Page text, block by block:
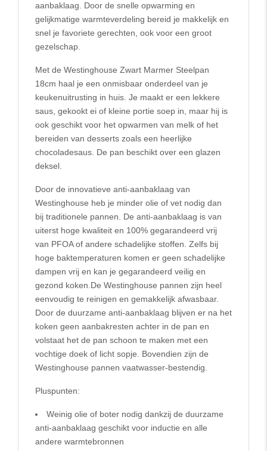
aanbaklaag. Door de snelle opwarming en
gelijkmatige warmteverdeling bereid je makkelijk en
snel je favoriete gerechten, ook voor een groot
gezelschap.
Met de Westinghouse Zwart Marmer Steelpan
18cm haal je een onmisbaar onderdeel van je
keukenuitrusting in huis. Je maakt er een lekkere
saus, gekookt ei of kleine portie soep in, maar hij is
ook geschikt voor het opwarmen van melk of het
bereiden van desserts zoals een heerlijke
chocoladesaus. De pan beschikt over een glazen
deksel.
Door de innovatieve anti-aanbaklaag van
Westinghouse heb je minder olie of vet nodig dan
bij traditionele pannen. De anti-aanbaklaag is van
uiterst hoge kwaliteit en 100% gegarandeerd vrij
van PFOA of andere schadelijke stoffen. Zelfs bij
hoge baktemperaturen komen er geen schadelijke
dampen vrij en kan je gegarandeerd veilig en
gezond koken.De Westinghouse pannen zijn heel
eenvoudig te reinigen en gemakkelijk afwasbaar.
Door de duurzame anti-aanbaklaag blijven er na het
koken geen aanbakresten achter in de pan en
volstaat het de pan schoon te maken met een
vochtige doek of licht sopje. Bovendien zijn de
Westinghouse pannen vaatwasser-bestendig.
Pluspunten:
Weinig olie of boter nodig dankzij de duurzame
anti-aanbaklaag geschikt voor inductie en alle
andere warmtebronnen